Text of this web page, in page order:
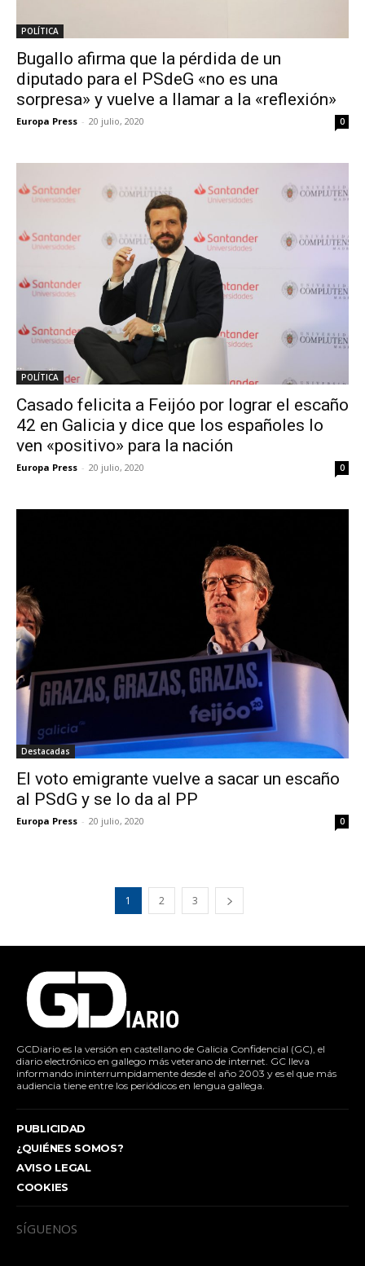
POLÍTICA
Bugallo afirma que la pérdida de un
diputado para el PSdeG «no es una
sorpresa» y vuelve a llamar a la «reflexión»
Europa Press - 20 julio, 2020 0
POLÍTICA
Casado felicita a Feijóo por lograr el escaño
42 en Galicia y dice que los españoles lo
ven «positivo» para la nación
Europa Press - 20 julio, 2020 0
Destacadas
El voto emigrante vuelve a sacar un escaño
al PSdG y se lo da al PP
Europa Press - 20 julio, 2020 0
1 2 3
GCDiario es la versión en castellano de Galicia Confidencial (GC), el
diario electrónico en gallego más veterano de internet. GC lleva
informando ininterrumpidamente desde el año 2003 y es el que más
audiencia tiene entre los periódicos en lengua gallega.
PUBLICIDAD
¿QUIÉNES SOMOS?
AVISO LEGAL
COOKIES
SÍGUENOS